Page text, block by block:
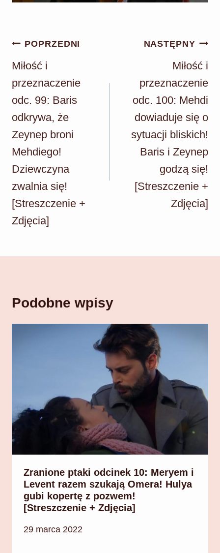
Nawigacja
wpisu
POPRZEDNI
Miłość i
przeznaczenie
odc. 99: Baris
odkrywa, że
Zeynep broni
Mehdiego!
Dziewczyna
zwalnia się!
[Streszczenie +
Zdjęcia]
NASTĘPNY
Miłość i
przeznaczenie
odc. 100: Mehdi
dowiaduje się o
sytuacji bliskich!
Baris i Zeynep
godzą się!
[Streszczenie +
Zdjęcia]
Podobne wpisy
Zranione ptaki odcinek 10: Meryem i
Levent razem szukają Omera! Hulya
gubi kopertę z pozwem!
[Streszczenie + Zdjęcia]
29 marca 2022